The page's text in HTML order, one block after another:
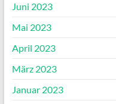
Juni 2023
Mai 2023
April 2023
März 2023
Januar 2023